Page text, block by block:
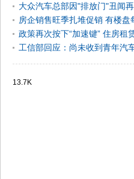
大众汽车总部因"排放门"丑闻
房企销售旺季扎堆促销 有楼
政策再次按下“加速键” 住房租
工信部回应：尚未收到青年汽
13.7K